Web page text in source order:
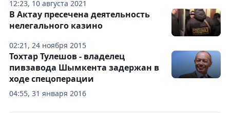
12:23, 10 августа 2021
02:21, 24 ноября 2015
В Актау пресечена деятельность
нелегального казино
04:55, 31 января 2016
Тохтар Тулешов - владелец
пивзавода Шымкента задержан в
ходе спецоперации